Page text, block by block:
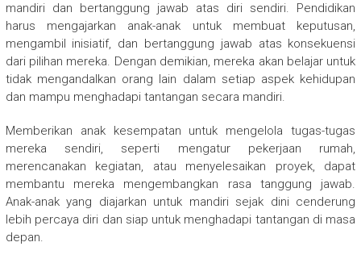
mandiri dan bertanggung jawab atas diri sendiri. Pendidikan
harus mengajarkan anak-anak untuk membuat keputusan,
mengambil inisiatif, dan bertanggung jawab atas konsekuensi
dari pilihan mereka. Dengan demikian, mereka akan belajar untuk
tidak mengandalkan orang lain dalam setiap aspek kehidupan
dan mampu menghadapi tantangan secara mandiri.
Memberikan anak kesempatan untuk mengelola tugas-tugas
mereka sendiri, seperti mengatur pekerjaan rumah,
merencanakan kegiatan, atau menyelesaikan proyek, dapat
membantu mereka mengembangkan rasa tanggung jawab.
Anak-anak yang diajarkan untuk mandiri sejak dini cenderung
lebih percaya diri dan siap untuk menghadapi tantangan di masa
depan.